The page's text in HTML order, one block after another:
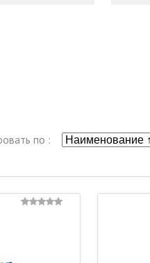
по :